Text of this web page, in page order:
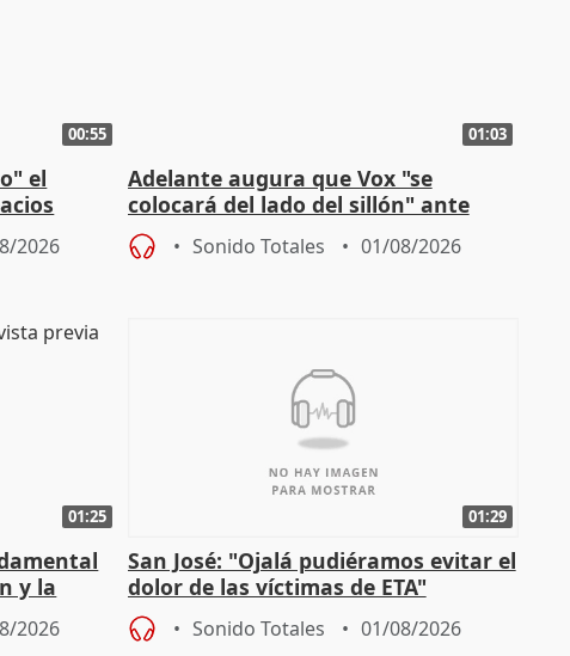
00:55
el
2026
01:03
Adelante augura que Vox "se
colocará del lado del sillón" ante
iniciativas de la oposición
Sonido Totales 01/08/2026
01:25
y la
2026
01:29
San José: "Ojalá pudiéramos evitar el
dolor de las víctimas de ETA"
Sonido Totales 01/08/2026